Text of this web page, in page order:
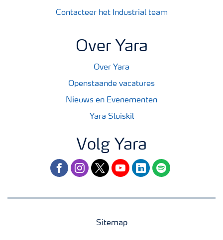
Contacteer het Industrial team
Over Yara
Over Yara
Openstaande vacatures
Nieuws en Evenementen
Yara Sluiskil
Volg Yara
facebookinstagram
twitteryoutubelinkedinspotify
Sitemap